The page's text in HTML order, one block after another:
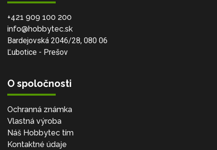
+421 909 100 200
info@hobbytec.sk
Bardejovská 2046/28, 080 06
Ľubotice - Prešov
O spoločnosti
Ochranná známka
Vlastná výroba
Náš Hobbytec tím
Kontaktné údaje